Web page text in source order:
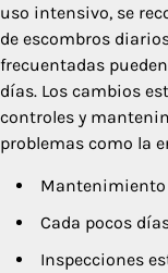
uso intensivo, se
de escombros
frecuentadas
días. Los cambios
controles y
problemas como la
Mantenimiento
Cada pocos
Inspecciones